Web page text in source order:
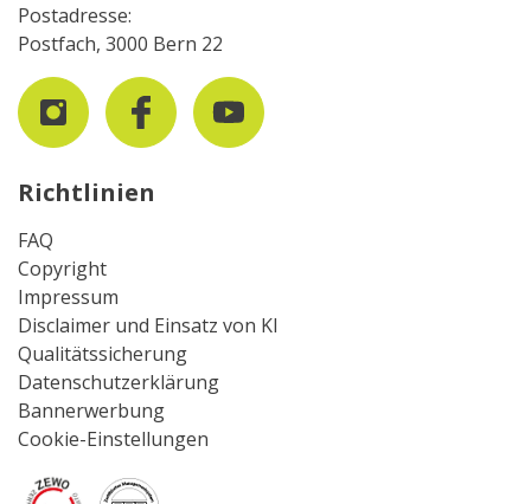
Postadresse:
Postfach, 3000 Bern 22
Richtlinien
FAQ
Copyright
Impressum
Disclaimer und Einsatz von KI
Qualitätssicherung
Datenschutzerklärung
Bannerwerbung
Cookie-Einstellungen